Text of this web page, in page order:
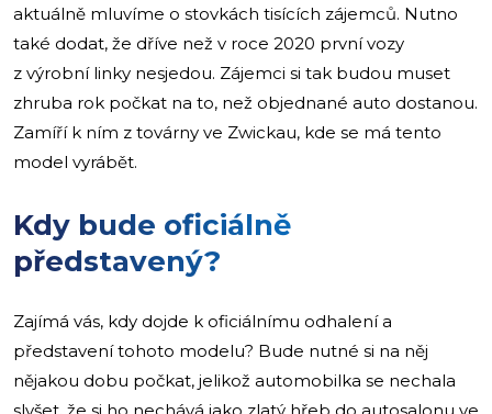
aktuálně mluvíme o stovkách tisících zájemců. Nutno
také dodat, že dříve než v roce 2020 první vozy
z výrobní linky nesjedou. Zájemci si tak budou muset
zhruba rok počkat na to, než objednané auto dostanou.
Zamíří k ním z továrny ve Zwickau, kde se má tento
model vyrábět.
Kdy bude oficiálně
představený?
Zajímá vás, kdy dojde k oficiálnímu odhalení a
představení tohoto modelu? Bude nutné si na něj
nějakou dobu počkat, jelikož automobilka se nechala